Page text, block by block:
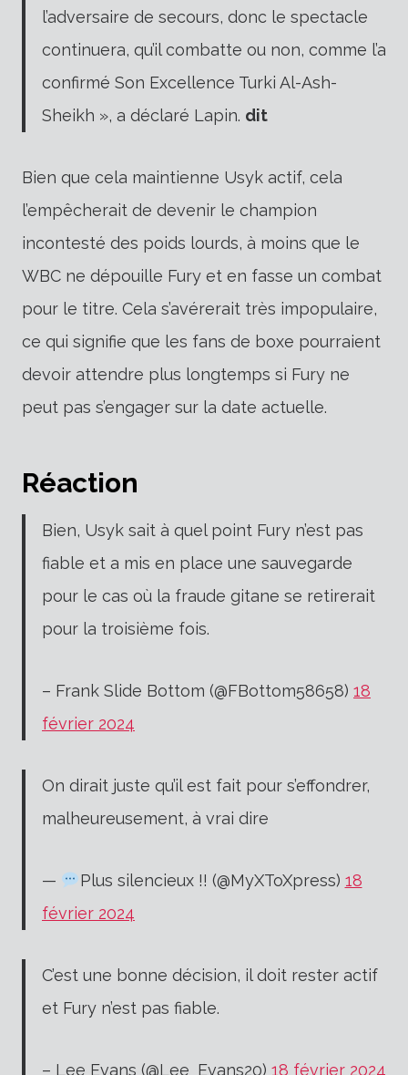
l’adversaire de secours, donc le spectacle
continuera, qu’il combatte ou non, comme l’a
confirmé Son Excellence Turki Al-Ash-
Sheikh », a déclaré Lapin. dit
Bien que cela maintienne Usyk actif, cela
l’empêcherait de devenir le champion
incontesté des poids lourds, à moins que le
WBC ne dépouille Fury et en fasse un combat
pour le titre. Cela s’avérerait très impopulaire,
ce qui signifie que les fans de boxe pourraient
devoir attendre plus longtemps si Fury ne
peut pas s’engager sur la date actuelle.
Réaction
Bien, Usyk sait à quel point Fury n’est pas
fiable et a mis en place une sauvegarde
pour le cas où la fraude gitane se retirerait
pour la troisième fois.
– Frank Slide Bottom (@FBottom58658) 18
février 2024
On dirait juste qu’il est fait pour s’effondrer,
malheureusement, à vrai dire
— Plus silencieux !! (@MyXToXpress) 18
février 2024
C’est une bonne décision, il doit rester actif
et Fury n’est pas fiable.
– Lee Evans (@Lee_Evans20) 18 février 2024